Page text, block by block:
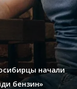
начали
бензин»